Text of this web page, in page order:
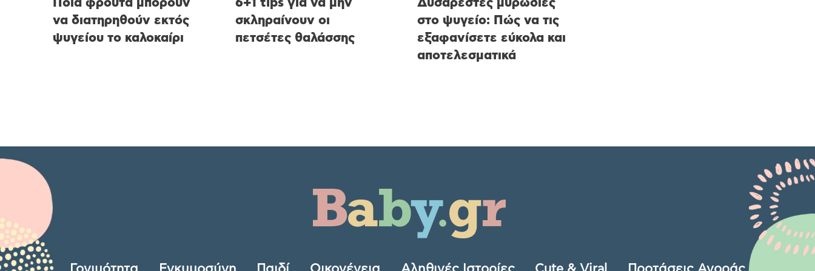
Ποια φρούτα μπορούν
να διατηρηθούν εκτός
ψυγείου το καλοκαίρι
6+1 tips για να μην
σκληραίνουν οι
πετσέτες θαλάσσης
Δυσάρεστες μυρωδιές
στο ψυγείο: Πώς να τις
εξαφανίσετε εύκολα και
αποτελεσματικά